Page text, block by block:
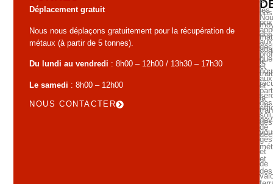
aux
et
aux
des
de
et
de
les
prix
des
que
nos
le
et
la
des
et
des
Déplacement gratuit
Nous nous déplaçons gratuitement pour la récupération de
métaux (à partir de 5 tonnes).
Du lundi au vendredi : 8h00 – 12h00 / 13h30 – 17h30
Le samedi : 8h00 – 12h00
NOUS CONTACTER